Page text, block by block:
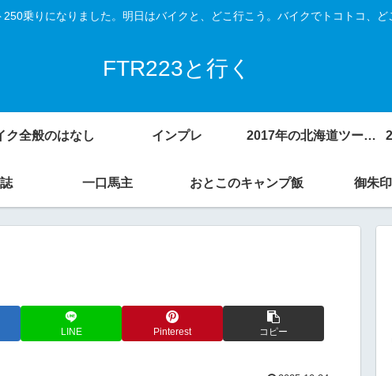
乗りになりました。明日はバイクと、どこ行こう。バイクでトコトコ、ど
FTR223と行く
ク全般のはなし インプレ 2017年の北海道ツーリング
一口馬主 おとこのキャンプ飯 御朱
LINE Pinterest コピー